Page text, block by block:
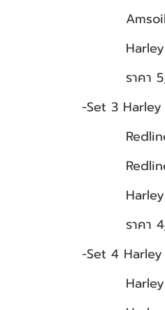
Amsoil
Harley
ราคา
-Set 3
Redline
Redline
Harley
ราคา
-Set 4
Harley